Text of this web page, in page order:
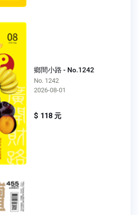
鄉間小路 - No.1242
No. 1242
2026-08-01
$ 118 元